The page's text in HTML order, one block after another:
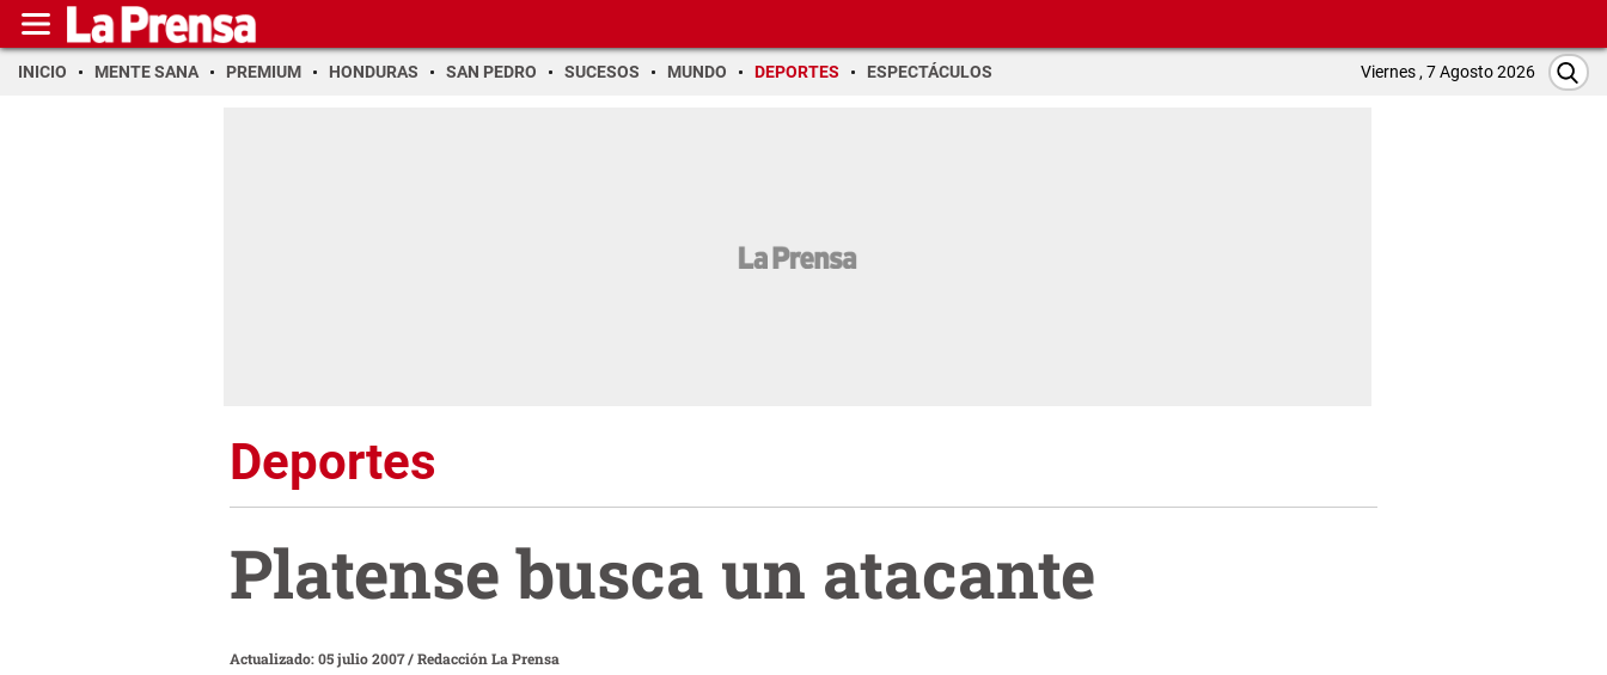
INICIO MENTE SANA PREMIUM HONDURAS SAN PEDRO SUCESOS MUNDO DEPORTES ESPECTÁCULOS Viernes , 7 Agosto 2026
Deportes
Platense busca un atacante
Actualizado: 05 julio 2007/Redacción La Prensa